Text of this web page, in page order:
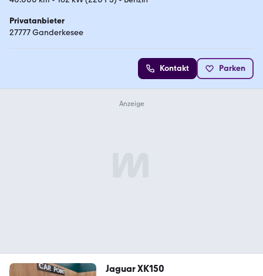
Privatanbieter
27777 Ganderkesee
Kontakt Parken
Jaguar XK150